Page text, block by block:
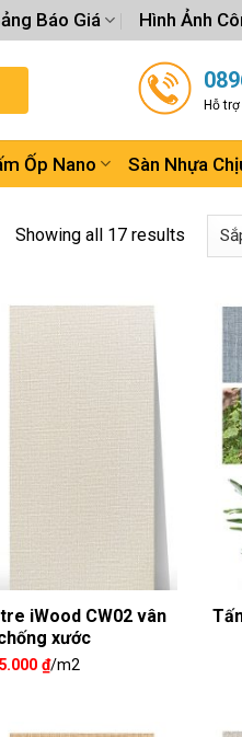
Báo Giá Hình Ảnh
Hỗ
Ốp Nano Sàn Nhựa
Showing all 17 results
iWood CW02 vân
xước
₫/m2